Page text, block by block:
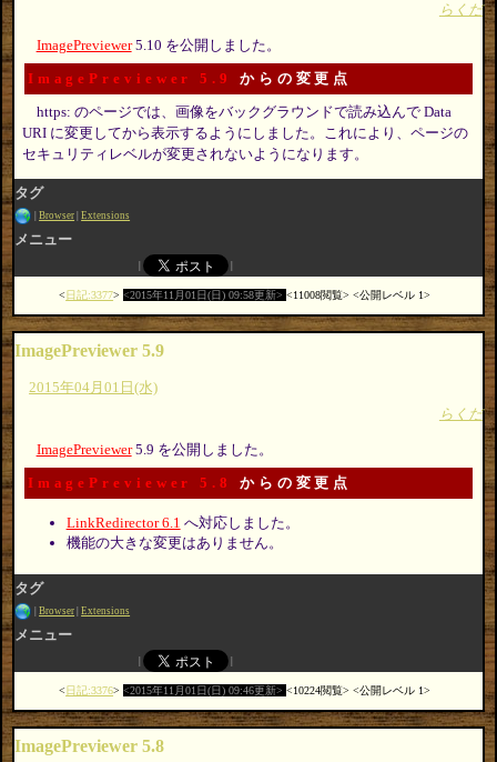
らくだ
ImagePreviewer5.10 を公開しました。
ImagePreviewer 5.9 からの変更点
https: のページでは、画像をバックグラウンドで読み込んで Data
URI に変更してから表示するようにしました。これにより、ページの
セキュリティレベルが変更されないようになります。
タグ
Browser Extensions
メニュー
日記:3377 2015年11月01日(日) 09:58更新 11008閲覧 公開レベル 1
ImagePreviewer 5.9
2015年04月01日(水)
らくだ
ImagePreviewer5.9 を公開しました。
ImagePreviewer 5.8 からの変更点
LinkRedirector 6.1 へ対応しました。
機能の大きな変更はありません。
タグ
Browser Extensions
メニュー
日記:3376 2015年11月01日(日) 09:46更新 10224閲覧 公開レベル 1
ImagePreviewer 5.8